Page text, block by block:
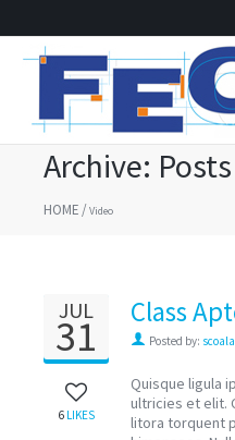
Archive: Posts
HOME /Video
JUL
31
6LIKES
Class
Posted by: scoala
Quisque ligula
ultricies et elit.
litora torquent